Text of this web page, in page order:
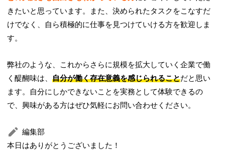
きたいと思っています。また、決められたタスクをこなすだ
けでなく、自ら積極的に仕事を見つけていける方を歓迎しま
す。
弊社のような、これからさらに規模を拡大していく企業で働
く醍醐味は、自分が働く存在意義を感じられることだと思い
ます。自分にしかできないことを実務として体験できるの
で、興味がある方はぜひ気軽にお問い合わせください。
編集部
本日はありがとうございました！